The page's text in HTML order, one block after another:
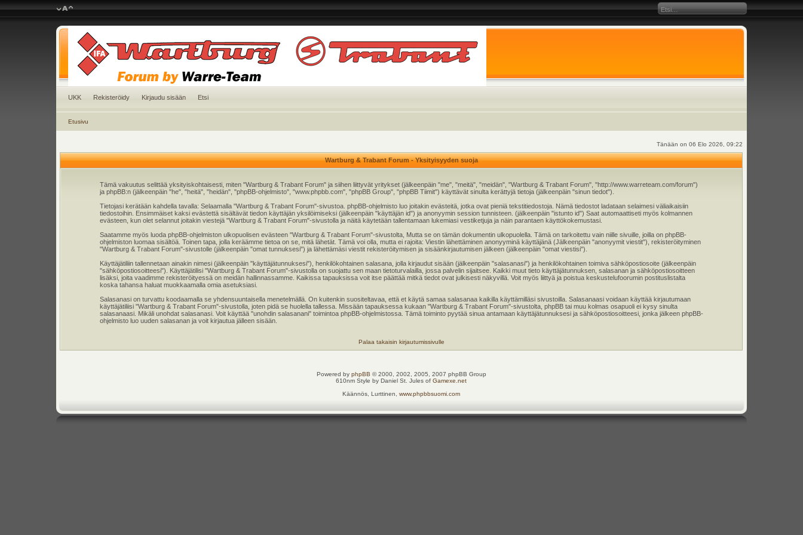
UKK Rekisteröidy Kirjaudu sisään Etsi
Etusivu
Tänään on 06 Elo 2026, 09:22
Wartburg & Trabant Forum - Yksityisyyden suoja
Tämä vakuutus selittää yksityiskohtaisesti, miten "Wartburg & Trabant Forum" ja siihen liittyvät yritykset (jälkeenpäin "me", "meitä", "meidän", "Wartburg & Trabant Forum", "http://www.warreteam.com/forum")
ja phpBB:n (jälkeenpäin "he", "heitä", "heidän", "phpBB-ohjelmisto", "www.phpbb.com", "phpBB Group", "phpBB Tiimit") käyttävät sinulta kerättyjä tietoja (jälkeenpäin "sinun tiedot").
Tietojasi kerätään kahdella tavalla: Selaamalla "Wartburg & Trabant Forum"-sivustoa. phpBB-ohjelmisto luo joitakin evästeitä, jotka ovat pieniä tekstitiedostoja. Nämä tiedostot ladataan selaimesi väliaikaisiin
tiedostoihin. Ensimmäiset kaksi evästettä sisältävät tiedon käyttäjän yksilöimiseksi (jälkeenpäin "käyttäjän id") ja anonyymin session tunnisteen. (jälkeenpäin "istunto id") Saat automaattiseti myös kolmannen
evästeen, kun olet selannut joitakin viestejä "Wartburg & Trabant Forum"-sivustolla ja näitä käytetään tallentamaan lukemiasi vestiketjuja ja näin parantaen käyttökokemustasi.
Saatamme myös luoda phpBB-ohjelmiston ulkopuolisen evästeen "Wartburg & Trabant Forum"-sivustolta, Mutta se on tämän dokumentin ulkopuolella. Tämä on tarkoitettu vain niille sivuille, joilla on phpBB-
ohjelmiston luomaa sisältöä. Toinen tapa, jolla keräämme tietoa on se, mitä lähetät. Tämä voi olla, mutta ei rajoita: Viestin lähettäminen anonyyminä käyttäjänä (Jälkeenpäin "anonyymit viestit"), rekisteröityminen
"Wartburg & Trabant Forum"-sivustolle (jälkeenpäin "omat tunnuksesi") ja lähettämäsi viestit rekisteröitymisen ja sisäänkirjautumisen jälkeen (jälkeenpäin "omat viestisi").
Käyttäjätiliin tallennetaan ainakin nimesi (jälkeenpäin "käyttäjätunnuksesi"), henkilökohtainen salasana, jolla kirjaudut sisään (jälkeenpäin "salasanasi") ja henkilökohtainen toimiva sähköpostiosoite (jälkeenpäin
"sähköpostiosoitteesi"). Käyttäjätilisi "Wartburg & Trabant Forum"-sivustolla on suojattu sen maan tietoturvalailla, jossa palvelin sijaitsee. Kaikki muut tieto käyttäjätunnuksen, salasanan ja sähköpostiosoitteen
lisäksi, joita vaadimme rekisteröityessä on meidän hallinnassamme. Kaikissa tapauksissa voit itse päättää mitkä tiedot ovat julkisesti näkyvillä. Voit myös liittyä ja poistua keskustelufoorumin postituslistalta
koska tahansa haluat muokkaamalla omia asetuksiasi.
Salasanasi on turvattu koodaamalla se yhdensuuntaisella menetelmällä. On kuitenkin suositeltavaa, että et käytä samaa salasanaa kaikilla käyttämilläsi sivustoilla. Salasanaasi voidaan käyttää kirjautumaan
käyttäjätiliisi "Wartburg & Trabant Forum"-sivustolla, joten pidä se huolella tallessa. Missään tapauksessa kukaan "Wartburg & Trabant Forum"-sivustolta, phpBB tai muu kolmas osapuoli ei kysy sinulta
salasanaasi. Mikäli unohdat salasanasi. Voit käyttää "unohdin salasanani" toimintoa phpBB-ohjelmistossa. Tämä toiminto pyytää sinua antamaan käyttäjätunnuksesi ja sähköpostiosoitteesi, jonka jälkeen phpBB-
ohjelmisto luo uuden salasanan ja voit kirjautua jälleen sisään.
Palaa takaisin kirjautumissivulle
Powered by phpBB © 2000, 2002, 2005, 2007 phpBB Group
610nm Style by Daniel St. Jules ofGamexe.net
Käännös, Lurttinen,www.phpbbsuomi.com